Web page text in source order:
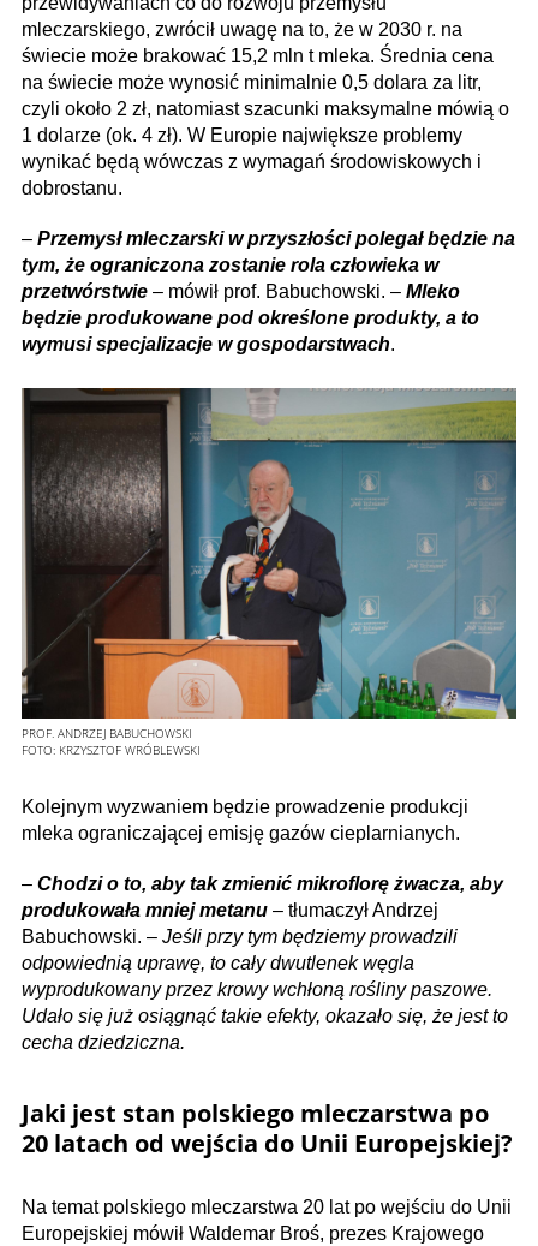
mleczarskiego, zwrócił uwagę na to, że w 2030 r. na
świecie może brakować 15,2 mln t mleka. Średnia cena
na świecie może wynosić minimalnie 0,5 dolara za litr,
czyli około 2 zł, natomiast szacunki maksymalne mówią o
1 dolarze (ok. 4 zł). W Europie największe problemy
wynikać będą wówczas z wymagań środowiskowych i
dobrostanu.
– Przemysł mleczarski w przyszłości polegał będzie na
tym, że ograniczona zostanie rola człowieka w
przetwórstwie – mówił prof. Babuchowski. – Mleko
będzie produkowane pod określone produkty, a to
wymusi specjalizacje w gospodarstwach.
PROF. ANDRZEJ BABUCHOWSKI
FOTO: KRZYSZTOF WRÓBLEWSKI
Kolejnym wyzwaniem będzie prowadzenie produkcji
mleka ograniczającej emisję gazów cieplarnianych.
– Chodzi o to, aby tak zmienić mikroflorę żwacza, aby
produkowała mniej metanu – tłumaczył Andrzej
Babuchowski. – Jeśli przy tym będziemy prowadzili
odpowiednią uprawę, to cały dwutlenek węgla
wyprodukowany przez krowy wchłoną rośliny paszowe.
Udało się już osiągnąć takie efekty, okazało się, że jest to
cecha dziedziczna.
Jaki jest stan polskiego mleczarstwa po
20 latach od wejścia do Unii Europejskiej?
Na temat polskiego mleczarstwa 20 lat po wejściu do Unii
Europejskiej mówił Waldemar Broś, prezes Krajowego